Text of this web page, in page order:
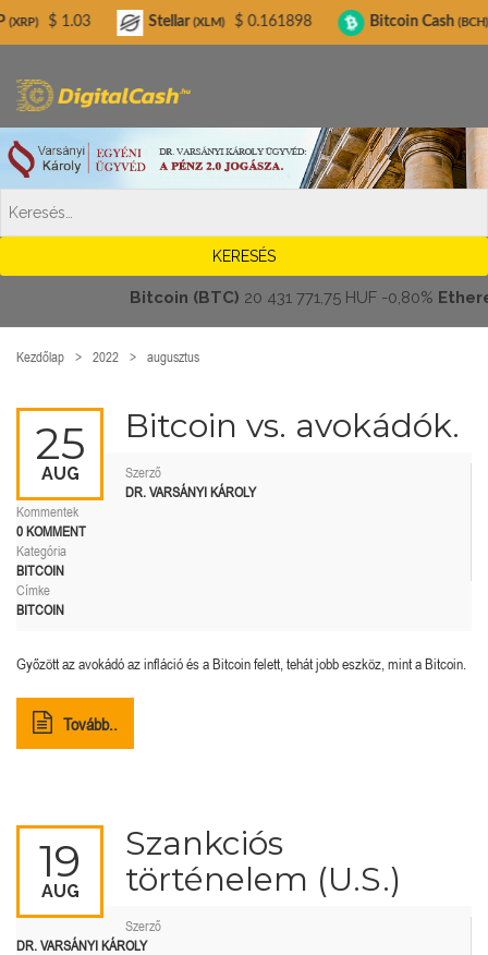
Bitcoin (BTC)20 431 771,75 HUF-0,80% Ethereum
Kezdőlap 2022 augusztus
25
AUG
Bitcoin vs. avokádók.
Szerző
DR. VARSÁNYI KÁROLY
Kommentek
0 KOMMENT
Kategória
BITCOIN
Címke
BITCOIN
Győzött az avokádó az infláció és a Bitcoin felett, tehát jobb eszköz, mint a Bitcoin.
Tovább..
19
AUG
Szankciós
történelem (U.S.)
Szerző
DR. VARSÁNYI KÁROLY
Stellar (XLM) $ 0.161898 Bitcoin Cash (BCH) $ 215.70
Digitalcash.hu